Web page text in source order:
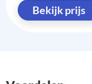
Bekijk prijs